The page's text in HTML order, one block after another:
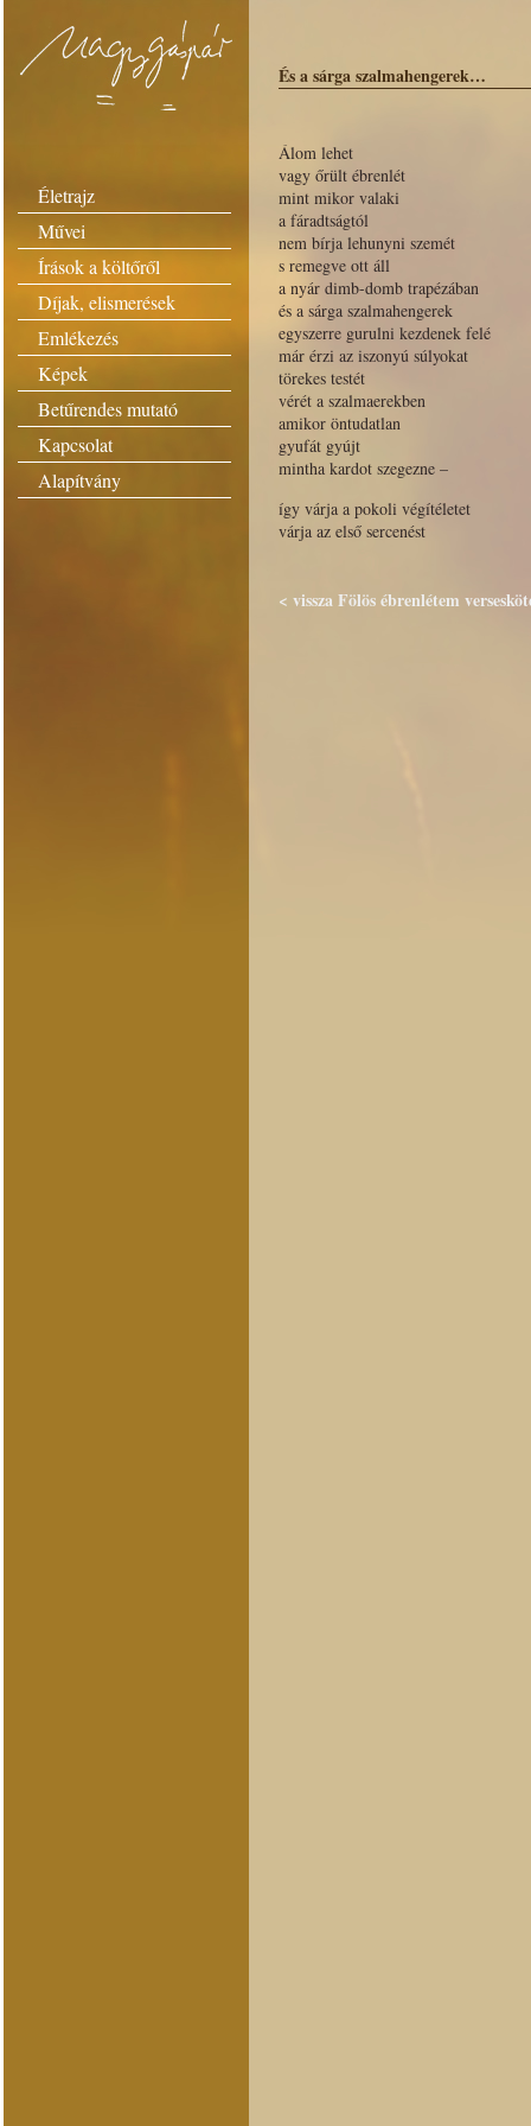
Életrajz
Művei
Írások a költőről
Díjak, elismerések
Emlékezés
Képek
Betűrendes mutató
Kapcsolat
Alapítvány
És a sárga szalmahengerek…
Álom lehet
vagy őrült ébrenlét
mint mikor valaki
a fáradtságtól
nem bírja lehunyni szemét
s remegve ott áll
a nyár dimb-domb trapézában
és a sárga szalmahengerek
egyszerre gurulni kezdenek felé
már érzi az iszonyú súlyokat
törekes testét
vérét a szalmaerekben
amikor öntudatlan
gyufát gyújt
mintha kardot szegezne –
így várja a pokoli végítéletet
várja az első sercenést
< vissza Fölös ébrenlétem